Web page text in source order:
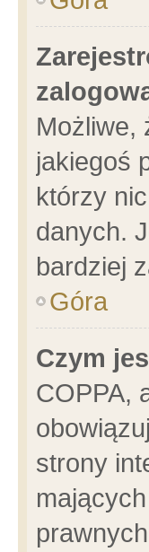
Możliwe,
jakiegoś
którzy
danych.
bardziej
Góra
Czym
COPPA,
strony